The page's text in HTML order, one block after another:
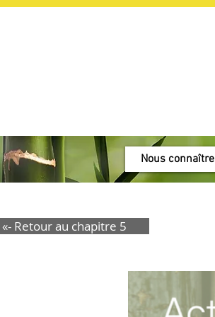
Nous connaître
«- Retour au chapitre 5